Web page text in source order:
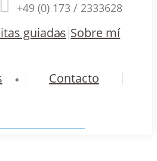
+49 (0) 173 / 2333628
guiadas Sobre mí
Contacto